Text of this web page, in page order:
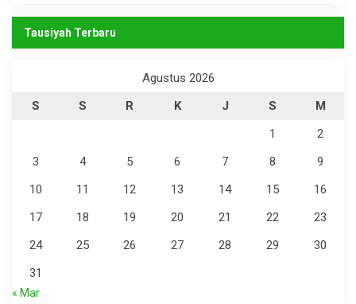
Tausiyah Terbaru
Agustus 2026
S
S R K J S
M
1
2
3
4 5 6 7 8
9
10
11 12 13 14 15
16
17
18 19 20 21 22
23
24
25 26 27 28 29
30
31
« Mar